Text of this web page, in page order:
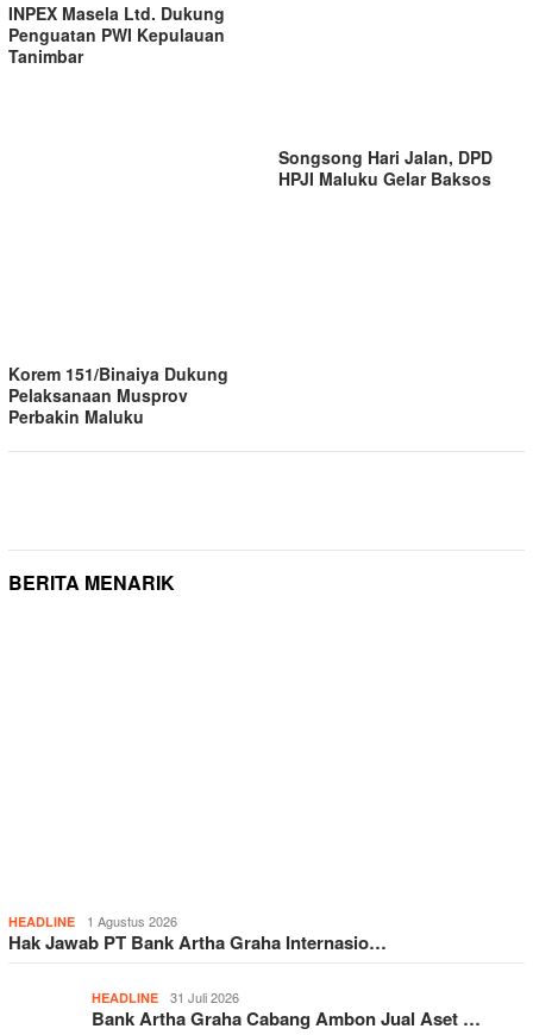
INPEX Masela Ltd. Dukung
Penguatan PWI Kepulauan
Tanimbar
Songsong Hari Jalan, DPD
HPJI Maluku Gelar Baksos
Korem 151/Binaiya Dukung
Pelaksanaan Musprov
Perbakin Maluku
BERITA MENARIK
HEADLINE 1 Agustus 2026
Hak Jawab PT Bank Artha Graha Internasio…
HEADLINE 31 Juli 2026
Bank Artha Graha Cabang Ambon Jual Aset …